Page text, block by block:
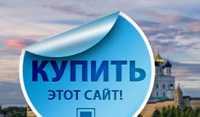
Перейти
содержимому